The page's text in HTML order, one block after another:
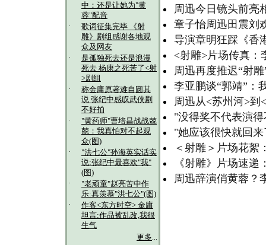
中：还是让她为"黄
蓉"配音
·
歌词征集完毕 《射
雕》剧组感谢各地观
众及网友
·
是孤独死去还是浪漫
死去 杨康之死苦了<射
>剧组
·
称金庸原著难自圆其
说 张纪中感叹武侠剧
不好拍
·
"黄药师"曹培昌战战兢
兢：我真怕对不起观
众(图)
·
"洪七公"孙海英实话实
说:张纪中最喜欢"我"
(图)
·
"老顽童"赵亮苦中作
乐:真羡慕"洪七公"(图)
·
作客<东方时空> 金庸
坦言:作品被乱改,我很
生气
更多...
周迅今日镜头前亮
章子怡周迅田震刘
导演章明狂踩《香
<射雕>片场传真：
周迅再度推迟“射
李亚鹏谈“郭靖”：
周迅从<苏州河>
"没得奖不代表演
"她应该很快就回
＜射雕＞片场花絮
《射雕》片场速
周迅辞演俏黄蓉？